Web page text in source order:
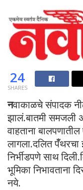
24
SHARES
नवाकाळचे संपादक
झालं.बातमी
वाहताना
लागला.दलित पँँथरचा
निर्भीडपणे साथ
भूमिका निभावताना
नये.